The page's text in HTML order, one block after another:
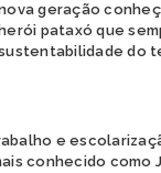
geração
herói pataxó que
do
e
conhecido como